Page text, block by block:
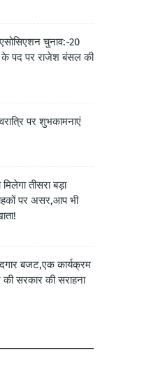
चुनाव:-20
के पद पर राजेश बंसल की
पर शुभकामनाएं
तीसरा बड़ा
पर असर,आप भी
बजट,एक कार्यक्रम
की सरकार की सराहना